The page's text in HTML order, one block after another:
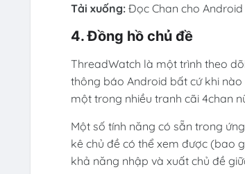
Tải xuống:Đọc Chan cho Android
4. Đồng hồ chủ đề
ThreadWatch là một trình theo
thông báo Android bất cứ khi
một trong nhiều tranh cãi 4chan
Một số tính năng có sẵn trong
kê chủ đề có thể xem được (bao
khả năng nhập và xuất chủ đề